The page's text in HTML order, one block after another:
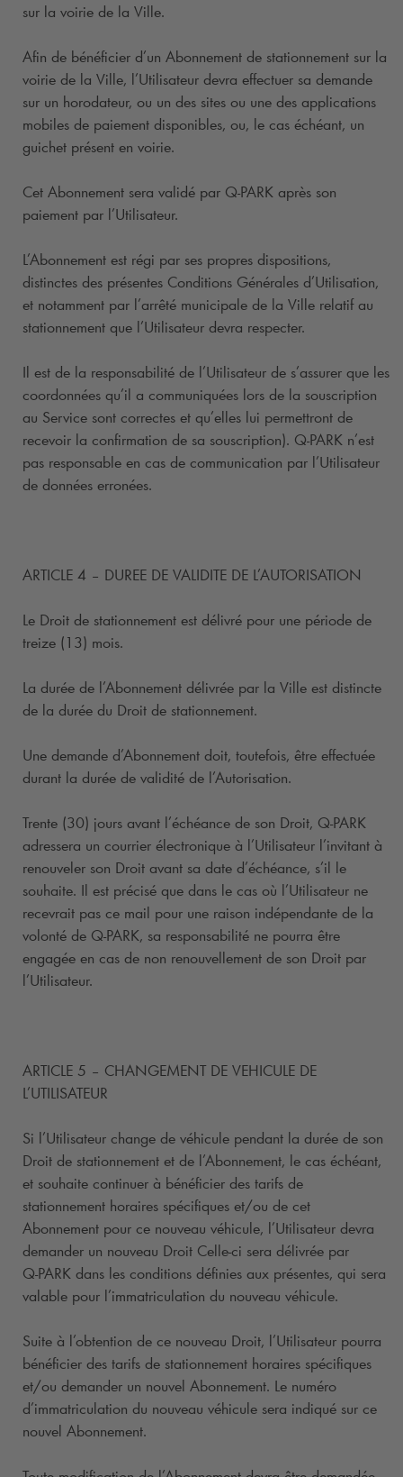
sur la voirie de la Ville.
Afin de bénéficier d’un Abonnement de stationnement sur la
voirie de la Ville, l’Utilisateur devra effectuer sa demande
sur un horodateur, ou un des sites ou une des applications
mobiles de paiement disponibles, ou, le cas échéant, un
guichet présent en voirie.
Cet Abonnement sera validé par Q-PARK après son
paiement par l’Utilisateur.
L’Abonnement est régi par ses propres dispositions,
distinctes des présentes Conditions Générales d’Utilisation,
et notamment par l’arrêté municipale de la Ville relatif au
stationnement que l’Utilisateur devra respecter.
Il est de la responsabilité de l’Utilisateur de s’assurer que les
coordonnées qu’il a communiquées lors de la souscription
au Service sont correctes et qu’elles lui permettront de
recevoir la confirmation de sa souscription). Q-PARK n’est
pas responsable en cas de communication par l’Utilisateur
de données erronées.
ARTICLE 4 – DUREE DE VALIDITE DE L’AUTORISATION
Le Droit de stationnement est délivré pour une période de
treize (13) mois.
La durée de l’Abonnement délivrée par la Ville est distincte
de la durée du Droit de stationnement.
Une demande d’Abonnement doit, toutefois, être effectuée
durant la durée de validité de l’Autorisation.
Trente (30) jours avant l’échéance de son Droit, Q-PARK
adressera un courrier électronique à l’Utilisateur l’invitant à
renouveler son Droit avant sa date d’échéance, s’il le
souhaite. Il est précisé que dans le cas où l’Utilisateur ne
recevrait pas ce mail pour une raison indépendante de la
volonté de Q-PARK, sa responsabilité ne pourra être
engagée en cas de non renouvellement de son Droit par
l’Utilisateur.
ARTICLE 5 – CHANGEMENT DE VEHICULE DE
L’UTILISATEUR
Si l’Utilisateur change de véhicule pendant la durée de son
Droit de stationnement et de l’Abonnement, le cas échéant,
et souhaite continuer à bénéficier des tarifs de
stationnement horaires spécifiques et/ou de cet
Abonnement pour ce nouveau véhicule, l’Utilisateur devra
demander un nouveau Droit Celle-ci sera délivrée par
Q-PARK dans les conditions définies aux présentes, qui sera
valable pour l’immatriculation du nouveau véhicule.
Suite à l’obtention de ce nouveau Droit, l’Utilisateur pourra
bénéficier des tarifs de stationnement horaires spécifiques
et/ou demander un nouvel Abonnement. Le numéro
d’immatriculation du nouveau véhicule sera indiqué sur ce
nouvel Abonnement.